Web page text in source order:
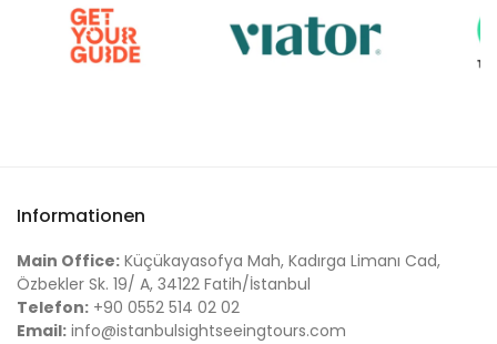
Informationen
Main Office: Küçükayasofya Mah, Kadırga Limanı Cad,
Özbekler Sk. 19/ A, 34122 Fatih/İstanbul
Telefon: +90 0552 514 02 02
Email: info@istanbulsightseeingtours.com